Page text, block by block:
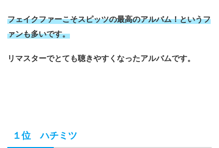
フェイクファーこそスピッツの最高のアルバム！というフ
ァンも多いです。
リマスターでとても聴きやすくなったアルバムです。
１位 ハチミツ